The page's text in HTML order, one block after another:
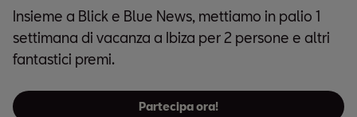
Insieme a Blick e Blue News, mettiamo in palio 1
settimana di vacanza a Ibiza per 2 persone e altri
fantastici premi.
Partecipa ora!